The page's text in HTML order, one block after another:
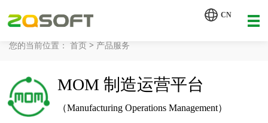
CN
工业AI
产品服务
您的当前位置： 首页 > 产品服务
MOM 制造运营平台
（Manufacturing Operations Management）
【AI 智能体重塑企业运营管理.pdf】